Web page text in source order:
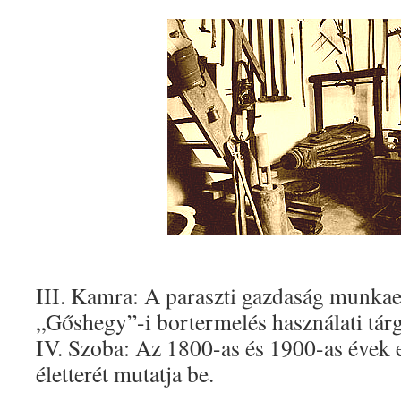
III. Kamra: A paraszti gazdaság
„Gőshegy”-i bortermelés használati
IV. Szoba: Az 1800-as és 1900-as
életterét mutatja be.